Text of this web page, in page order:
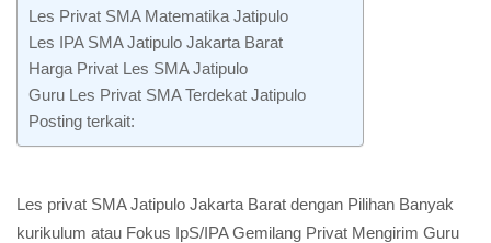
Les Privat SMA Matematika Jatipulo
Les IPA SMA Jatipulo Jakarta Barat
Harga Privat Les SMA Jatipulo
Guru Les Privat SMA Terdekat Jatipulo
Posting terkait:
Les privat SMA Jatipulo Jakarta Barat dengan Pilihan Banyak
kurikulum atau Fokus IpS/IPA Gemilang Privat Mengirim Guru